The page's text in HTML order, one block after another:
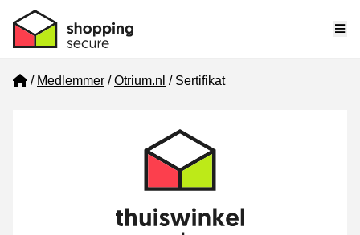
Home
Medlemmer Otrium.nl Sertifikat